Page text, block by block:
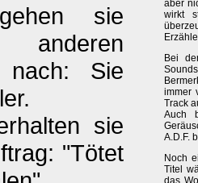
sie
nach: Sie
sie
"Tötet
aber
wirkt
Bei
immer
Track
Auch
A.D.F.
Noch
Titel
das